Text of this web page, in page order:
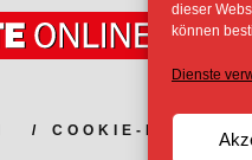
dieser
können
Dienste
COOKIE-
INFORMATIONEN